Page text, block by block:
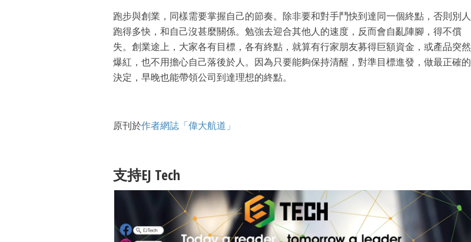
跑步與創業，同樣需要掌握自己的節奏。除非要和對手鬥快到達同一個終點，否則別人
跑得多快，和自己沒甚麼關係。勉強去迎合其他人的速度，反而會自亂陣腳，得不償
失。創業途上，大家各有目標，各有終點，就算有行家朋友募得巨額資金，或產品突然
爆紅，也不用擔心自己落後於人。因為只要能夠保持清醒，對準目標進發，做最正確的
決定，早晚也能帶領公司到達理想的終點。
原刊於作者網誌「偉大航道」
支持EJ Tech